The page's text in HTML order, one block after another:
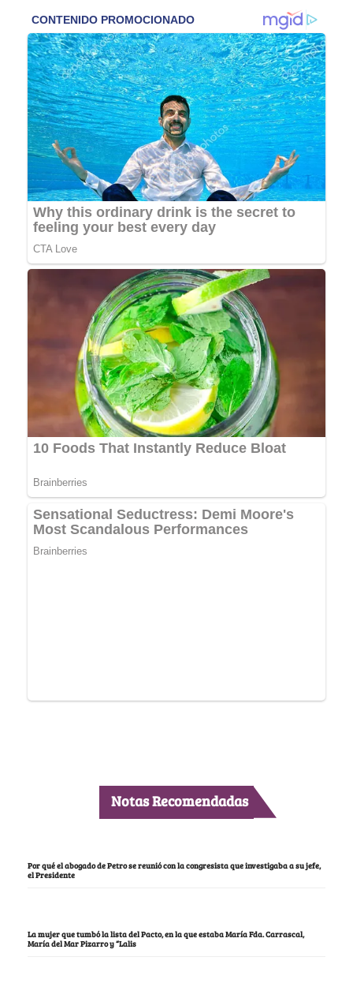
Notas Recomendadas
Por qué el abogado de Petro se reunió con la congresista que investigaba a su jefe,
el Presidente
La mujer que tumbó la lista del Pacto, en la que estaba María Fda. Carrascal,
María del Mar Pizarro y “Lalis